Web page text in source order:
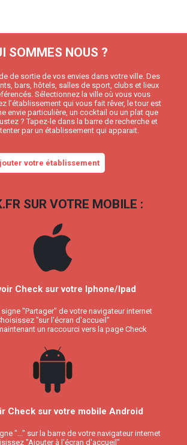
SOMMES NOUS ?
de sortie de vos envies dans votre ville. Des
bars, hôtels, salles de sport, clubs et lieux
Sélectionnez la ville où vous vous
l’établissement qui vous fait rêver, le tour est
envie particulière, un cocktail ou un plat que
? Tapez-le dans la barre de recherche et
par un établissement qui apparait.
votre établissement
SUR VOTRE MOBILE :
Check sur votre Iphone/Ipad
"Partager" de votre navigateur internet
"sur l'écran d'accueil"
un raccourci vers la page Check
Check sur votre mobile Android
"..." sur la barre de votre navigateur internet
"Ajouter à l'écran d'accueil"